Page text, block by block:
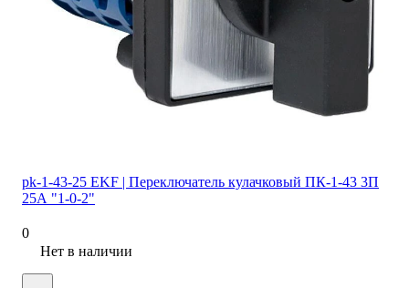
pk-1-43-25 EKF | Переключатель кулачковый ПК-1-43 3П
25А "1-0-2"
0
Нет в наличии